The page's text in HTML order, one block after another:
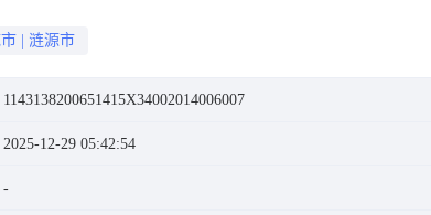
涟源市
1143138200651415X34002014006007
2025-12-29 05:42:54